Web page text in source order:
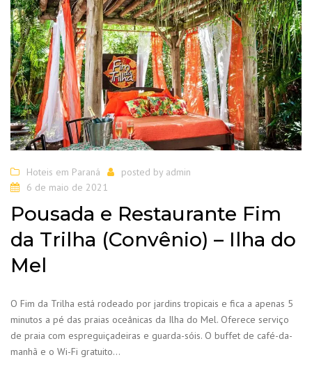
Hoteis em Paraná posted by admin
6 de maio de 2021
Pousada e Restaurante Fim
da Trilha (Convênio) – Ilha do
Mel
O Fim da Trilha está rodeado por jardins tropicais e fica a apenas 5
minutos a pé das praias oceânicas da Ilha do Mel. Oferece serviço
de praia com espreguiçadeiras e guarda-sóis. O buffet de café-da-
manhã e o Wi-Fi gratuito…